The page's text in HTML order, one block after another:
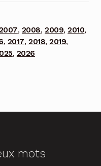
, 2008,2009,2010,
, 2017,2018,2019,
, 2026
mots